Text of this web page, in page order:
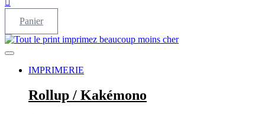
Panier
IMPRIMERIE
Rollup / Kakémono